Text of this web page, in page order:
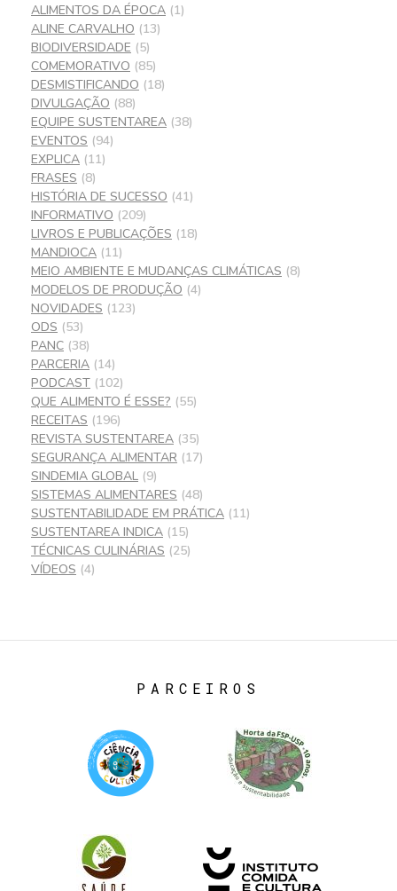
ALIMENTOS DA ÉPOCA (1)
ALINE CARVALHO (13)
BIODIVERSIDADE (5)
COMEMORATIVO (85)
DESMISTIFICANDO (18)
DIVULGAÇÃO (88)
EQUIPE SUSTENTAREA (38)
EVENTOS (94)
EXPLICA (11)
FRASES (8)
HISTÓRIA DE SUCESSO (41)
INFORMATIVO (209)
LIVROS E PUBLICAÇÕES (18)
MANDIOCA (11)
MEIO AMBIENTE E MUDANÇAS CLIMÁTICAS (8)
MODELOS DE PRODUÇÃO (4)
NOVIDADES (123)
ODS (53)
PANC (38)
PARCERIA (14)
PODCAST (102)
QUE ALIMENTO É ESSE? (55)
RECEITAS (196)
REVISTA SUSTENTAREA (35)
SEGURANÇA ALIMENTAR (17)
SINDEMIA GLOBAL (9)
SISTEMAS ALIMENTARES (48)
SUSTENTABILIDADE EM PRÁTICA (11)
SUSTENTAREA INDICA (15)
TÉCNICAS CULINÁRIAS (25)
VÍDEOS (4)
PARCEIROS